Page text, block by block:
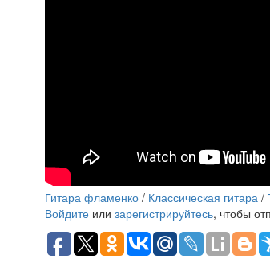
Гитара фламенко/ Классическая гитара /
Войдитеили зарегистрируйтесь, чтобы